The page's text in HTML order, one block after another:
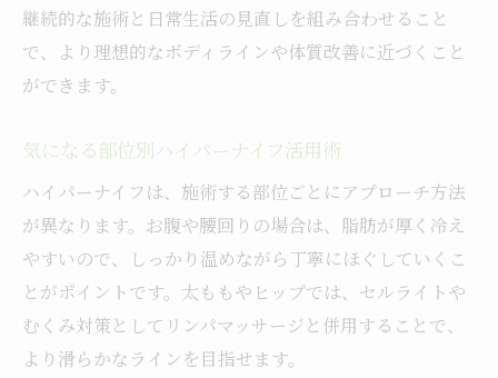
継続的な施術と日常生活の見直しを組み合わせること
で、より理想的なボディラインや体質改善に近づくこと
ができます。
気になる部位別ハイパーナイフ活用術
ハイパーナイフは、施術する部位ごとにアプローチ方法
が異なります。お腹や腰回りの場合は、脂肪が厚く冷え
やすいので、しっかり温めながら丁寧にほぐしていくこ
とがポイントです。太ももやヒップでは、セルライトや
むくみ対策としてリンパマッサージと併用することで、
より滑らかなラインを目指せます。